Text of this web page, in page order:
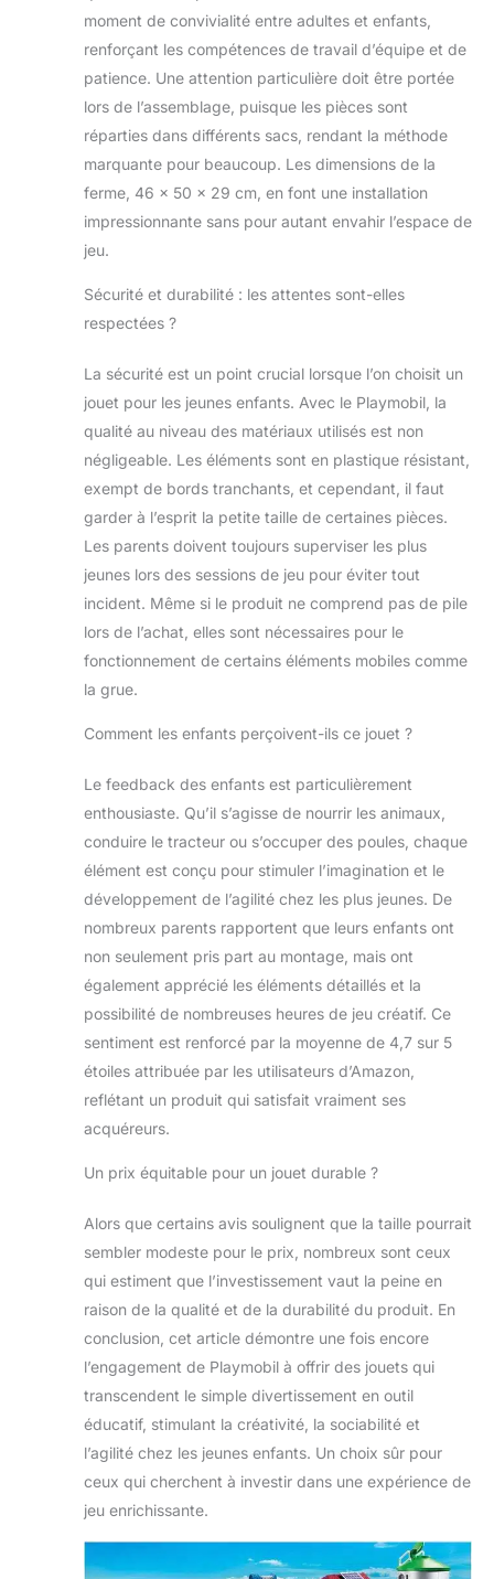
moment de convivialité entre adultes et enfants,
renforçant les compétences de travail d’équipe et de
patience. Une attention particulière doit être portée
lors de l’assemblage, puisque les pièces sont
réparties dans différents sacs, rendant la méthode
marquante pour beaucoup. Les dimensions de la
ferme, 46 x 50 x 29 cm, en font une installation
impressionnante sans pour autant envahir l’espace de
jeu.
Sécurité et durabilité : les attentes sont-elles
respectées ?
La sécurité est un point crucial lorsque l’on choisit un
jouet pour les jeunes enfants. Avec le Playmobil, la
qualité au niveau des matériaux utilisés est non
négligeable. Les éléments sont en plastique résistant,
exempt de bords tranchants, et cependant, il faut
garder à l’esprit la petite taille de certaines pièces.
Les parents doivent toujours superviser les plus
jeunes lors des sessions de jeu pour éviter tout
incident. Même si le produit ne comprend pas de pile
lors de l’achat, elles sont nécessaires pour le
fonctionnement de certains éléments mobiles comme
la grue.
Comment les enfants perçoivent-ils ce jouet ?
Le feedback des enfants est particulièrement
enthousiaste. Qu’il s’agisse de nourrir les animaux,
conduire le tracteur ou s’occuper des poules, chaque
élément est conçu pour stimuler l’imagination et le
développement de l’agilité chez les plus jeunes. De
nombreux parents rapportent que leurs enfants ont
non seulement pris part au montage, mais ont
également apprécié les éléments détaillés et la
possibilité de nombreuses heures de jeu créatif. Ce
sentiment est renforcé par la moyenne de 4,7 sur 5
étoiles attribuée par les utilisateurs d’Amazon,
reflétant un produit qui satisfait vraiment ses
acquéreurs.
Un prix équitable pour un jouet durable ?
Alors que certains avis soulignent que la taille pourrait
sembler modeste pour le prix, nombreux sont ceux
qui estiment que l’investissement vaut la peine en
raison de la qualité et de la durabilité du produit. En
conclusion, cet article démontre une fois encore
l’engagement de Playmobil à offrir des jouets qui
transcendent le simple divertissement en outil
éducatif, stimulant la créativité, la sociabilité et
l’agilité chez les jeunes enfants. Un choix sûr pour
ceux qui cherchent à investir dans une expérience de
jeu enrichissante.